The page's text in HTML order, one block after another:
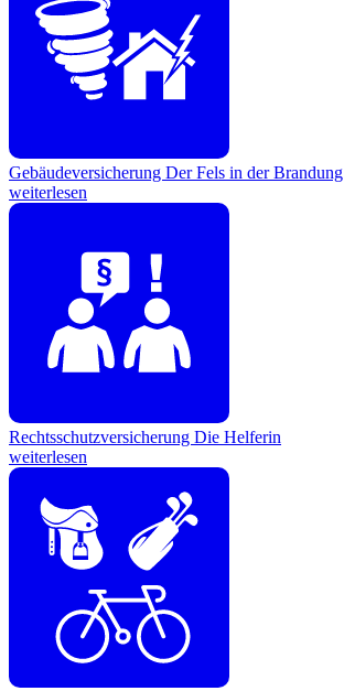
Gebäudeversicherung Der Fels in der Brandung
weiterlesen
Rechtsschutzversicherung Die Helferin
weiterlesen